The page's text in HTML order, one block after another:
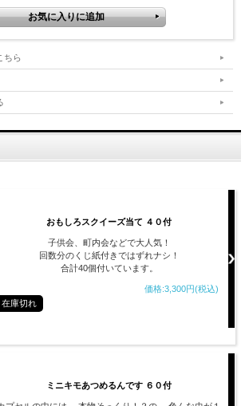
ちら
おもしろスクイーズ当て ４０付
子供会、町内会などで大人気！
回数分のくじ紙付きではずれナシ！
合計40個付いています。
価格:3,300円(税込)
在庫切れ
ミニキモあつめるんです ６０付